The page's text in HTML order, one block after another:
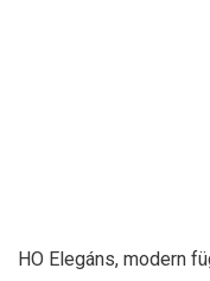
HO Elegáns, modern